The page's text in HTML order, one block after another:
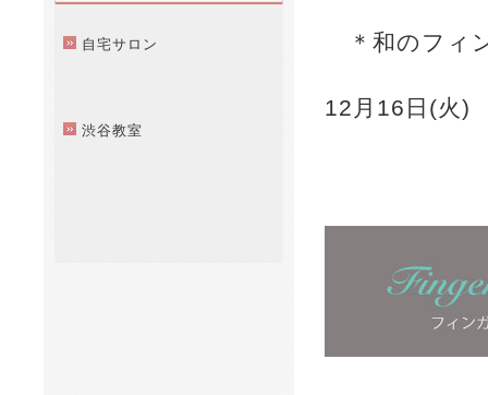
＊和の
12月16日(
自宅サロン
渋谷教室